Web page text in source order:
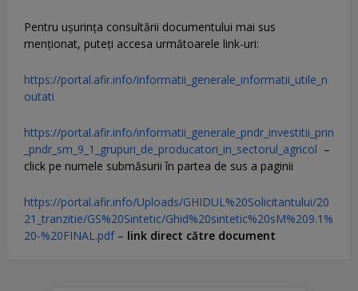
Pentru uşurinţa consultării documentului mai sus
menţionat, puteţi accesa următoarele link-uri:
https://portal.afir.info/informatii_generale_informatii_utile_n
outati
https://portal.afir.info/informatii_generale_pndr_investitii_prin
_pndr_sm_9_1_grupuri_de_producatori_in_sectorul_agricol –
click pe numele submăsurii în partea de sus a paginii
https://portal.afir.info/Uploads/GHIDUL%20Solicitantului/20
21_tranzitie/GS%20Sintetic/Ghid%20sintetic%20sM%209.1%
20-%20FINAL.pdf– link direct către document